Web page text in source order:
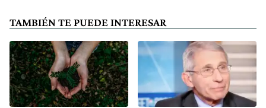
TAMBIÉN TE PUEDE INTERESAR